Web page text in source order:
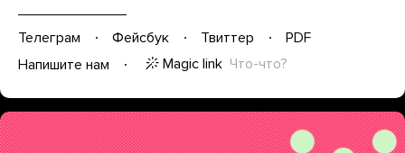
Телеграм Фейсбук Твиттер
PDF
Напишите нам
Magic link Что-что?